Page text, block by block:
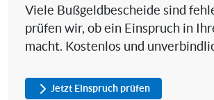
Viele Bußgeldbescheide sind
prüfen wir, ob ein Einspruch in
macht. Kostenlos und
Jetzt Einspruch prüfen